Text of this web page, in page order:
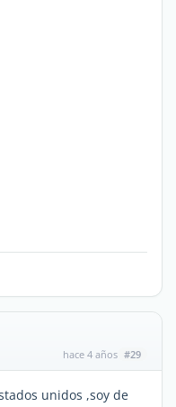
hace 4 años #29
unidos ,soy de